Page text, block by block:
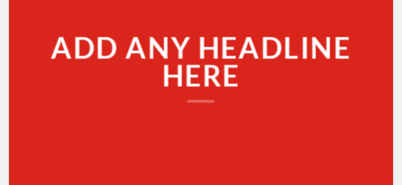
ADD ANY HEADLINE
HERE